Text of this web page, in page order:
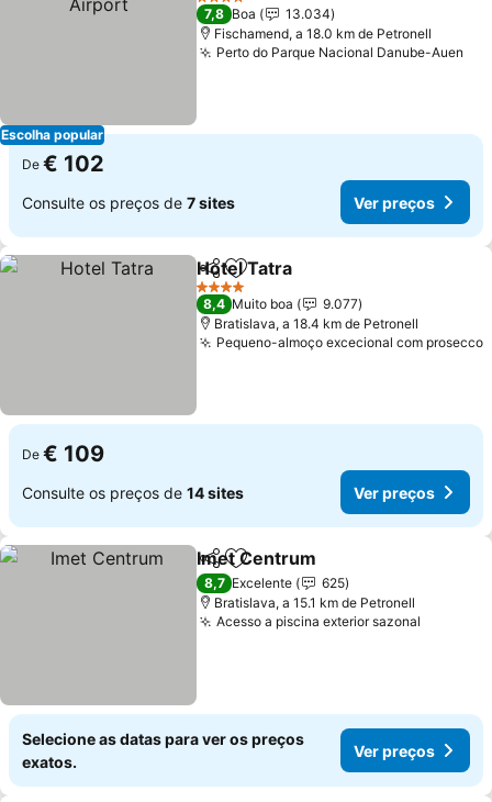
Escolha popular
4 Estrelas
7,8 Boa
13.034
Fischamend, a 18.0 km de Petronell
Perto do Parque Nacional Danube-Auen
De € 102
Consulte os preços de 7 sites Ver preços
PartilharAdicionar aos favoritos
Hotel Tatra
4 Estrelas
8,4 Muito boa
9.077
Bratislava, a 18.4 km de Petronell
Pequeno-almoço excecional com prosecco
De € 109
Consulte os preços de 14 sites Ver preços
PartilharAdicionar aos favoritos
Imet Centrum
8,7 Excelente
625
Bratislava, a 15.1 km de Petronell
Acesso a piscina exterior sazonal
Selecione as datas para ver os preços
exatos.
Ver preços